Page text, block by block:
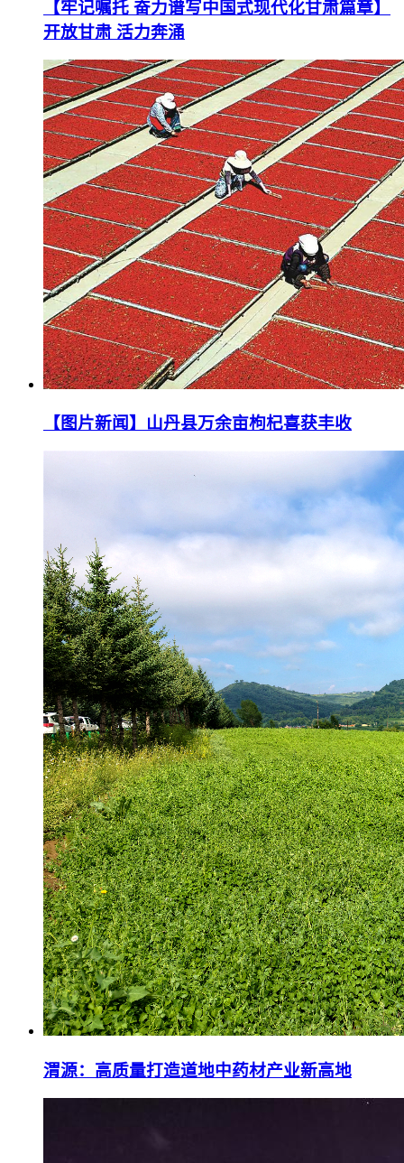
【牢记嘱托 奋力谱写中国式现代化甘肃篇章】
开放甘肃 活力奔涌
【图片新闻】山丹县万余亩枸杞喜获丰收
渭源：高质量打造道地中药材产业新高地